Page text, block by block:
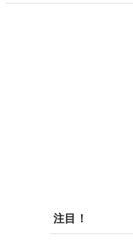
注目！